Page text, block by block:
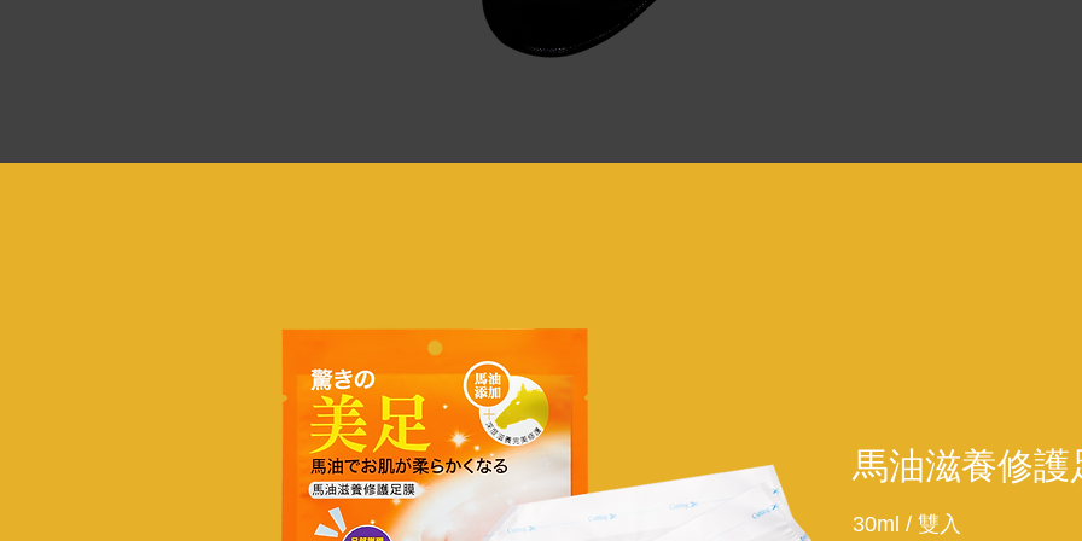
馬油滋養修護
30ml / 雙入